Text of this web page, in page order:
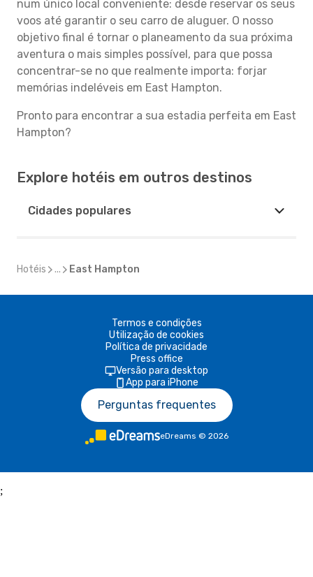
num único local conveniente: desde reservar os seus
voos até garantir o seu carro de aluguer. O nosso
objetivo final é tornar o planeamento da sua próxima
aventura o mais simples possível, para que possa
concentrar-se no que realmente importa: forjar
memórias indeléveis em East Hampton.
Pronto para encontrar a sua estadia perfeita em East
Hampton?
Explore hotéis em outros destinos
Cidades populares
Hotéis ... East Hampton
Termos e condições
Utilização de cookies
Política de privacidade
Press office
Versão para desktop
App para iPhone
Perguntas frequentes
eDreams © 2026
;